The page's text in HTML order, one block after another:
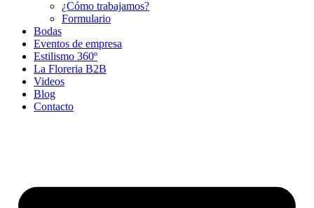
¿Cómo trabajamos?
Formulario
Bodas
Eventos de empresa
Estilismo 360º
La Floreria B2B
Videos
Blog
Contacto